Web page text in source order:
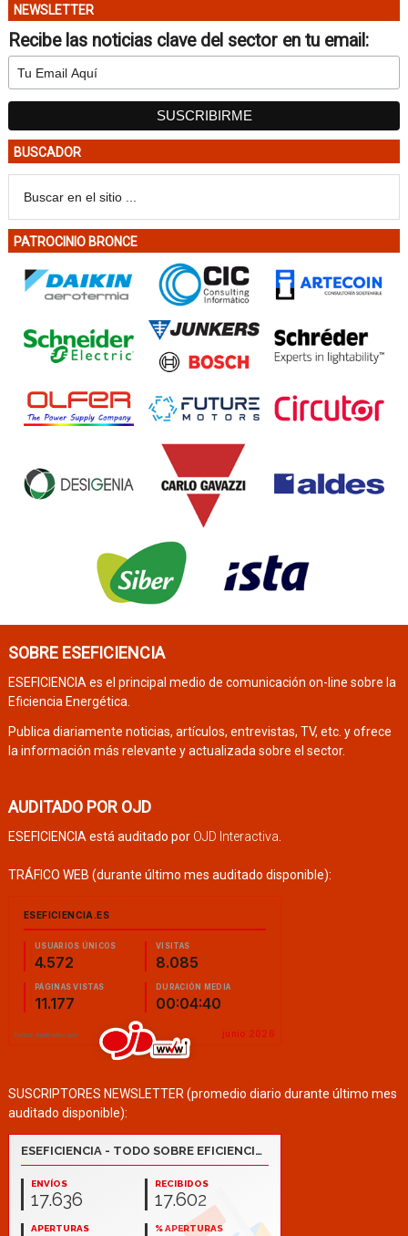
NEWSLETTER
Recibe las noticias clave del sector en tu email:
BUSCADOR
PATROCINIO BRONCE
SOBRE ESEFICIENCIA
ESEFICIENCIA es el principal medio de comunicación on-line sobre la
Eficiencia Energética.
Publica diariamente noticias, artículos, entrevistas, TV, etc. y ofrece
la información más relevante y actualizada sobre el sector.
AUDITADO POR OJD
ESEFICIENCIA está auditado por OJD Interactiva.
TRÁFICO WEB (durante último mes auditado disponible):
SUSCRIPTORES NEWSLETTER (promedio diario durante último mes
auditado disponible):